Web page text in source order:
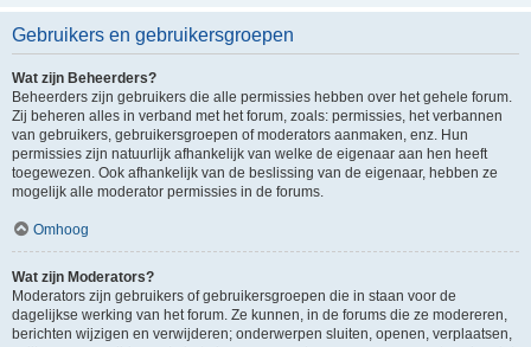
Gebruikers en gebruikersgroepen
Wat zijn Beheerders?
Beheerders zijn gebruikers die alle permissies hebben over het gehele forum.
Zij beheren alles in verband met het forum, zoals: permissies, het verbannen
van gebruikers, gebruikersgroepen of moderators aanmaken, enz. Hun
permissies zijn natuurlijk afhankelijk van welke de eigenaar aan hen heeft
toegewezen. Ook afhankelijk van de beslissing van de eigenaar, hebben ze
mogelijk alle moderator permissies in de forums.
Omhoog
Wat zijn Moderators?
Moderators zijn gebruikers of gebruikersgroepen die in staan voor de
dagelijkse werking van het forum. Ze kunnen, in de forums die ze modereren,
berichten wijzigen en verwijderen; onderwerpen sluiten, openen, verplaatsen,